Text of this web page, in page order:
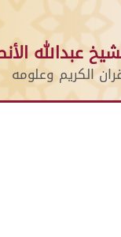
عبدالله
الكريم وعلومه